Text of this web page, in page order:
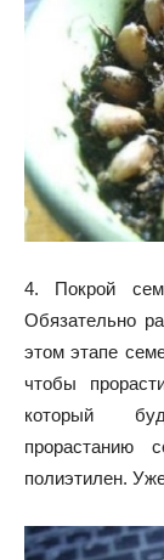
4. Покрой
Обязательно
этом этапе
чтобы
который
прорастанию
полиэтилен.